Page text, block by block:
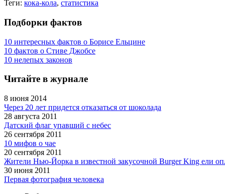
Теги: кока-кола, статистика
Подборки фактов
10 интересных фактов о Борисе Ельцине
10 фактов о Стиве Джобсе
10 нелепых законов
Читайте в журнале
8 июня 2014
Через 20 лет придется отказаться от шоколада
28 августа 2011
Датский флаг упавший с небес
26 сентября 2011
10 мифов о чае
20 сентября 2011
Жители Нью-Йорка в известной закусочной Burger King ели
30 июня 2011
Первая фотография человека